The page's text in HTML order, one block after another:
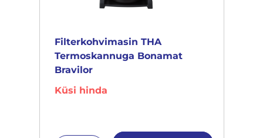
Filterkohvimasin THA
Termoskannuga Bonamat
Bravilor
Küsi hinda